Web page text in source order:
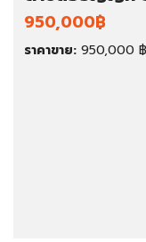
950,000฿
ราคาขาย: 950,000 ฿